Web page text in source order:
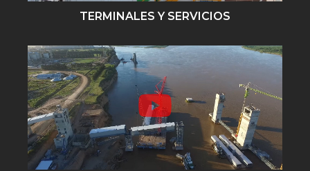
TERMINALES Y SERVICIOS